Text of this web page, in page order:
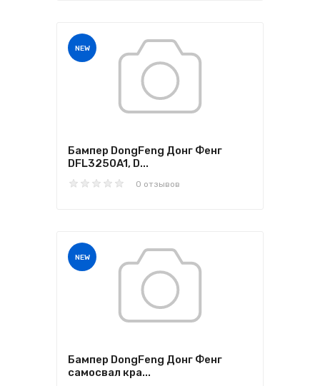
NEW
Бампер DongFeng Донг Фенг
DFL3250A1, D...
0 отзывов
NEW
Бампер DongFeng Донг Фенг
самосвал кра...